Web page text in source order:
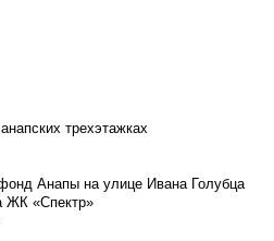
трехэтажках
Анапы на улице Ивана Голубца
ЖК «Спектр»